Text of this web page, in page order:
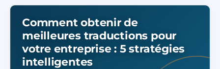
Comment obtenir de
meilleures traductions pour
votre entreprise : 5 stratégies
intelligentes